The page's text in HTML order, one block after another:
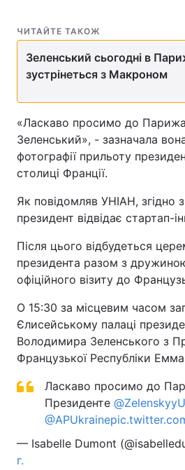
ЧИТАЙТЕ ТАКОЖ
Зеленський сьогодні в
зустрінеться з Макроном
«Ласкаво просимо до
Зеленський», - зазначала
фотографії прильоту
столиці Франції.
Як повідомляв УНІАН, згідно
президент відвідає стартап-
Після цього відбудеться
президента разом з
офіційного візиту до
О 15:30 за місцевим часом
Єлисейському палаці
Володимира Зеленського з
Французької Республіки
Ласкаво просимо до
Президенте
@APUkraine
— Isabelle Dumont
г.